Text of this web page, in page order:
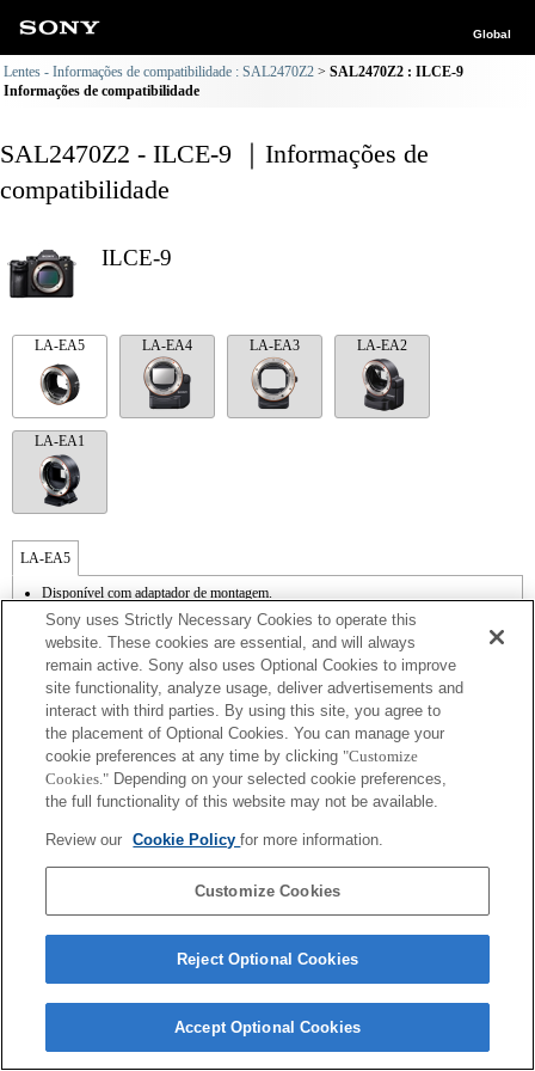
Global
Lentes - Informações de compatibilidade : SAL2470Z2
SAL2470Z2 : ILCE-9
Informações de compatibilidade
SAL2470Z2 - ILCE-9 ｜Informações de
compatibilidade
ILCE-9
LA-EA5 LA-EA4 LA-EA3 LA-EA2
LA-EA1
LA-EA5
Disponível com adaptador de montagem.
O som de funcionamento do diafragma é gravado com o microfone interno.
Outside the A (Aperture priority), S (Shutter priority), and M (Manual) modes, the
shutter speed and the aperture can not be adjusted during the movie recording.
Se colocar a lente de montagem tipo A utilizando o adaptador de montagem, a função
[MF Assist] [Assistência MF] não funciona automaticamente quando roda o anel de
focagem. Pode ampliar a imagem, seleccionando a função [Focus Magnifier] [Lupa
de focagem] ou a função [MF Assist] [Assistência MF] para qualquer tecla nas
"Custom Key Settings" [Definições de teclas personalizadas].
Sony uses Strictly Necessary Cookies to operate this
website. These cookies are essential, and will always
remain active. Sony also uses Optional Cookies to improve
site functionality, analyze usage, deliver advertisements and
interact with third parties. By using this site, you agree to
the placement of Optional Cookies. You can manage your
cookie preferences at any time by clicking "Customize
Cookies." Depending on your selected cookie preferences,
the full functionality of this website may not be available.
Review our Cookie Policyfor more information.
Customize Cookies
Reject Optional Cookies
Accept Optional Cookies